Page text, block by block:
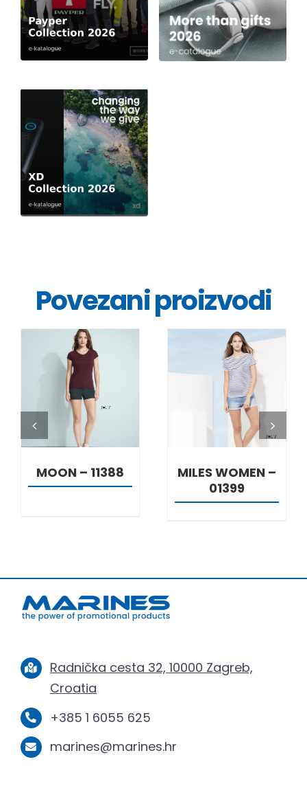
Povezani proizvodi
DETALJI
MOON – 11388
DETALJI
MILES WOMEN –
01399
Radnička cesta 32, 10000 Zagreb,
Croatia
+385 1 6055 625
marines@marines.hr